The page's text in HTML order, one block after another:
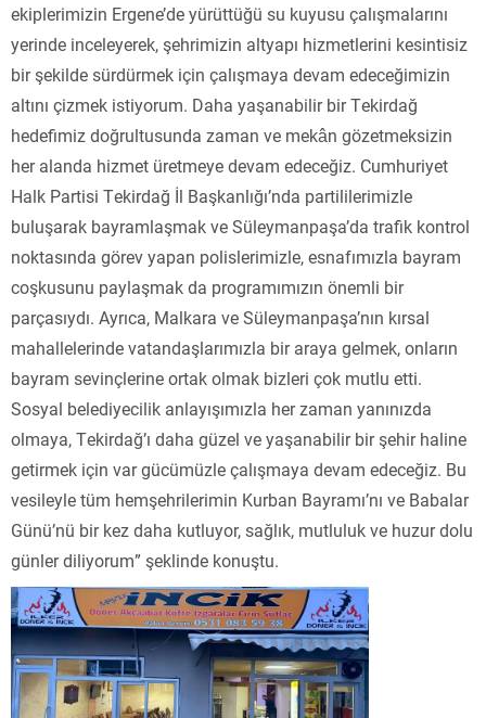
ekiplerimizin Ergene’de yürüttüğü su kuyusu çalışmalarını
yerinde inceleyerek, şehrimizin altyapı hizmetlerini kesintisiz
bir şekilde sürdürmek için çalışmaya devam edeceğimizin
altını çizmek istiyorum. Daha yaşanabilir bir Tekirdağ
hedefimiz doğrultusunda zaman ve mekân gözetmeksizin
her alanda hizmet üretmeye devam edeceğiz. Cumhuriyet
Halk Partisi Tekirdağ İl Başkanlığı’nda partililerimizle
buluşarak bayramlaşmak ve Süleymanpaşa’da trafik kontrol
noktasında görev yapan polislerimizle, esnafımızla bayram
coşkusunu paylaşmak da programımızın önemli bir
parçasıydı. Ayrıca, Malkara ve Süleymanpaşa’nın kırsal
mahallelerinde vatandaşlarımızla bir araya gelmek, onların
bayram sevinçlerine ortak olmak bizleri çok mutlu etti.
Sosyal belediyecilik anlayışımızla her zaman yanınızda
olmaya, Tekirdağ’ı daha güzel ve yaşanabilir bir şehir haline
getirmek için var gücümüzle çalışmaya devam edeceğiz. Bu
vesileyle tüm hemşehrilerimin Kurban Bayramı’nı ve Babalar
Günü’nü bir kez daha kutluyor, sağlık, mutluluk ve huzur dolu
günler diliyorum” şeklinde konuştu.